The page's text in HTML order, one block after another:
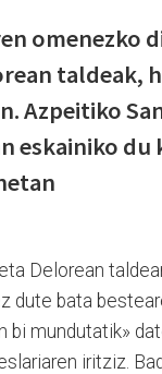
omenezko
taldeak,
Azpeitiko
eskainiko du
Delorean
dute bata
bi mundutatik»
iritziz.